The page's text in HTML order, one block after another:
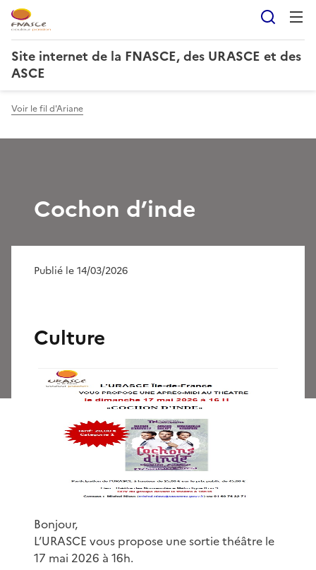
Site internet de la FNASCE, des URASCE et des
ASCE
Voir le fil d'Ariane
Cochon d’inde
Publié le 14/03/2026
Culture
Bonjour,
L’URASCE vous propose une sortie théâtre le
17 mai 2026 à 16h.